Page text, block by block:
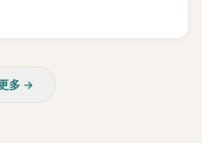
女SOLO歌手，寫下全新紀
多 →